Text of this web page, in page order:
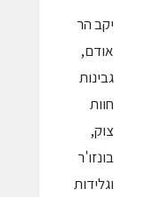
יקב הר
אודם,
גבינות
חוות
צוק,
בונזו'ר
וגלידות